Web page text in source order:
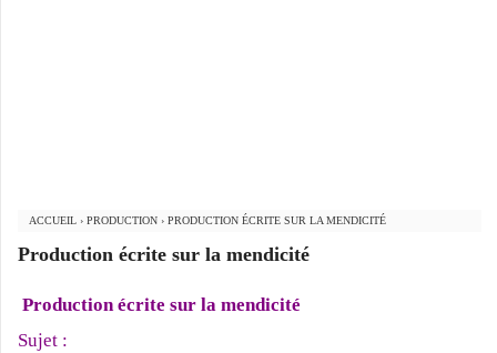
ACCUEIL › PRODUCTION › PRODUCTION ÉCRITE SUR LA MENDICITÉ
Production écrite sur la mendicité
Production écrite sur la mendicité
Sujet :